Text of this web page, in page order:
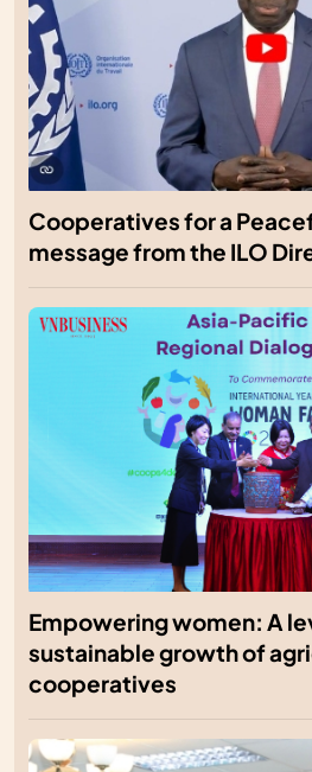
Cooperatives for a
message from the ILO
Empowering women: A
sustainable growth of
cooperatives